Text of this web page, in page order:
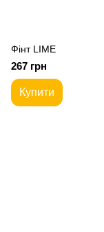
Фiнт LIME
267 грн
Купити